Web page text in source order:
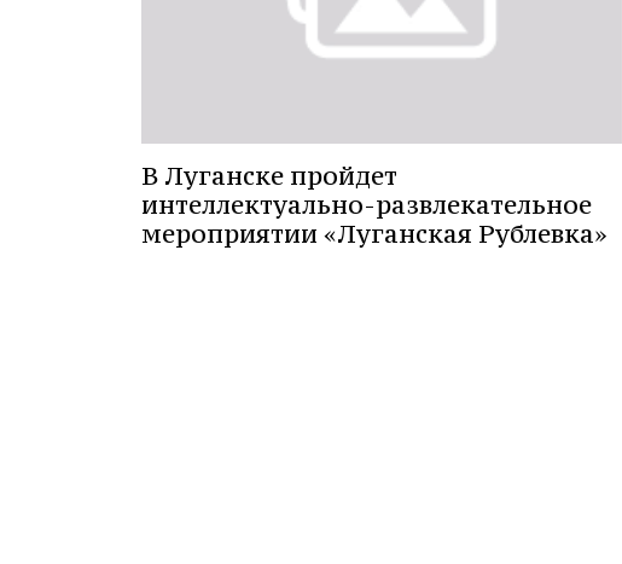
В Луганске пройдет
интеллектуально-развлекательное
мероприятии «Луганская Рублевка»